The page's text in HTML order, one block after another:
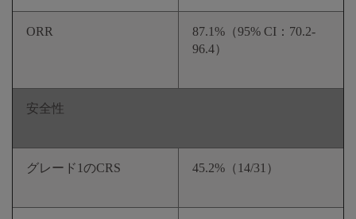
ORR
87.1%（95% CI：70.2-
96.4）
安全性
グレード1のCRS 45.2%（14/31）